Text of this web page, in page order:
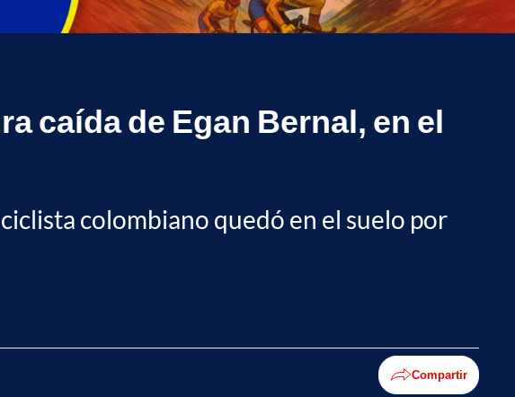
caída de Egan Bernal, en el
colombiano quedó en el suelo por
Compartir